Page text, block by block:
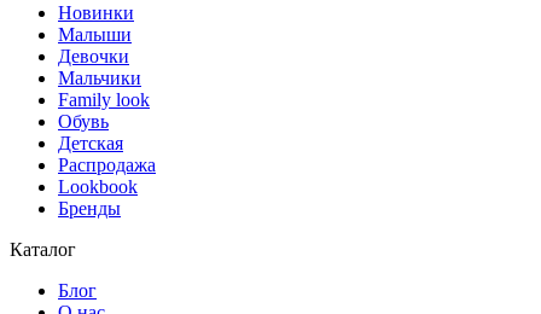
Новинки
Малыши
Девочки
Мальчики
Family look
Обувь
Детская
Распродажа
Lookbook
Бренды
Каталог
Блог